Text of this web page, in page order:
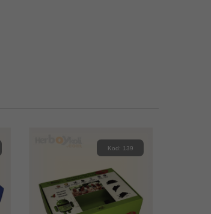
Kod: 139